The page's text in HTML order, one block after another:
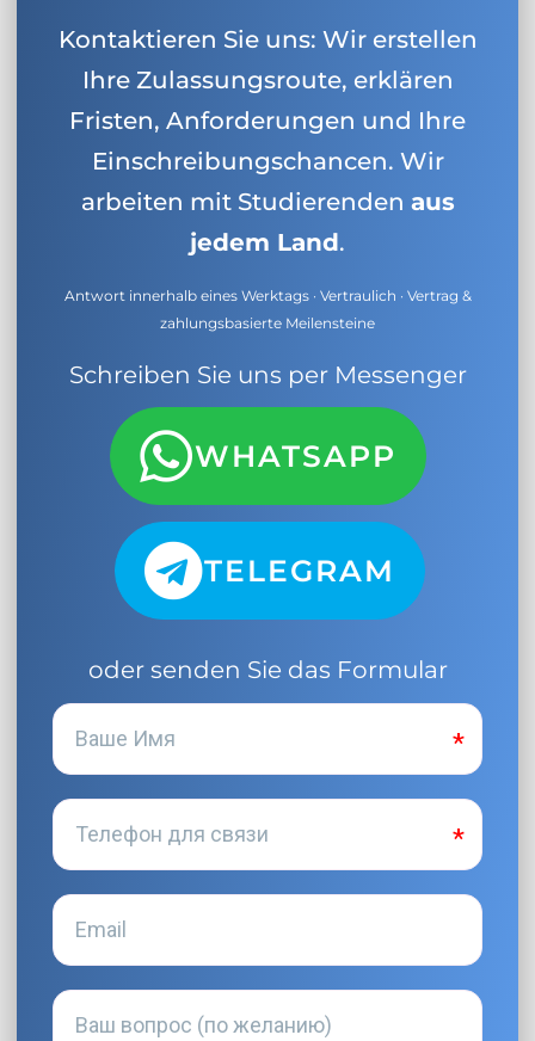
Kontaktieren Sie uns: Wir erstellen
Ihre Zulassungsroute, erklären
Fristen, Anforderungen und Ihre
Einschreibungschancen. Wir
arbeiten mit Studierenden aus
jedem Land.
Antwort innerhalb eines Werktags · Vertraulich · Vertrag &
zahlungsbasierte Meilensteine
Schreiben Sie uns per Messenger
WHATSAPP
TELEGRAM
oder senden Sie das Formular